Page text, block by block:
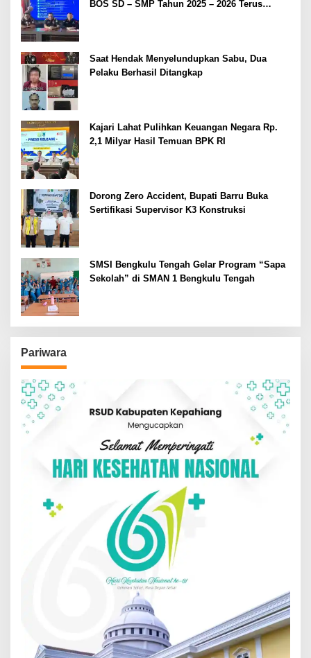
BOS SD – SMP Tahun 2025 – 2026 Terus
Saat Hendak Menyelundupkan Sabu, Dua
Pelaku Berhasil Ditangkap
Kajari Lahat Pulihkan Keuangan Negara Rp.
2,1 Milyar Hasil Temuan BPK RI
Dorong Zero Accident, Bupati Barru Buka
Sertifikasi Supervisor K3 Konstruksi
SMSI Bengkulu Tengah Gelar Program “Sapa
Sekolah” di SMAN 1 Bengkulu Tengah
Pariwara